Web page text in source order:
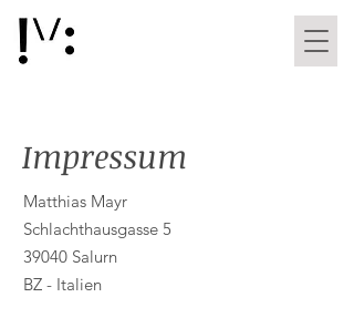
Impressum
Matthias Mayr
Schlachthausgasse 5
39040 Salurn
BZ - Italien